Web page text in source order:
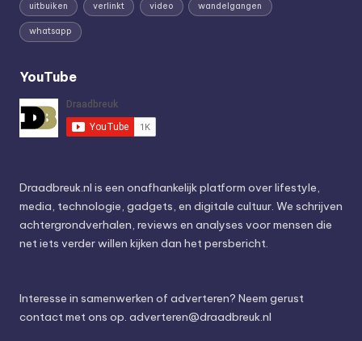
uitbuiken verlinkt video wandelgangen
whatsapp
YouTube
Draadbreuk.nl is een onafhankelijk platform over lifestyle,
media, technologie, gadgets, en digitale cultuur. We schrijven
achtergrondverhalen, reviews en analyses voor mensen die
net iets verder willen kijken dan het persbericht.
Interesse in samenwerken of adverteren? Neem gerust
contact met ons op. adverteren@draadbreuk.nl